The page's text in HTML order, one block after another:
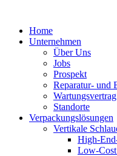
springenHome
Unternehmen
Über Uns
Jobs
Prospekt
Reparatur- und
Wartungsvertrag
Standorte
Verpackungslösungen
Vertikale
High-
Low-